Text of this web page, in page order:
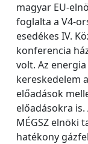
magyar EU-
foglalta a V4-
esedékes IV.
konferencia
volt. Az
kereskedelem
előadások
előadásokra
MÉGSZ elnöki
hatékony